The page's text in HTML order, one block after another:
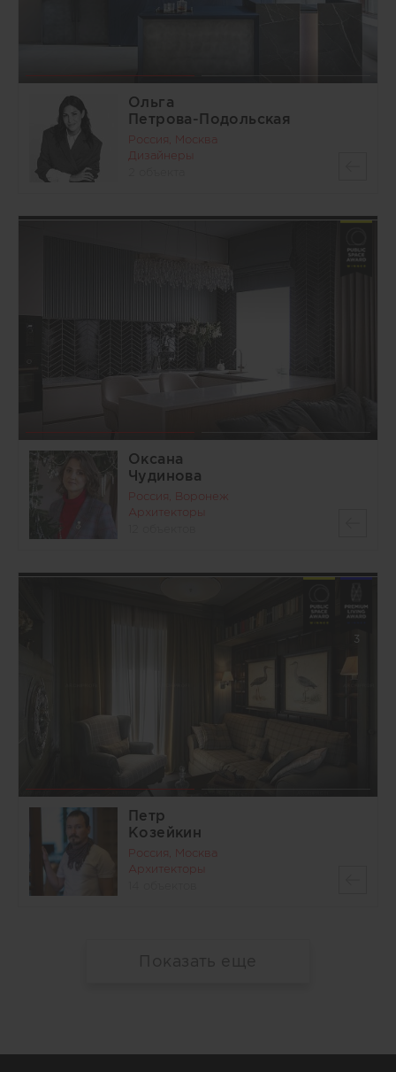
Ольга
Петрова-Подольская
Россия, Москва
Дизайнеры
Оксана
Чудинова
Россия, Воронеж
Архитекторы
3
Петр
Козейкин
Россия, Москва
Архитекторы